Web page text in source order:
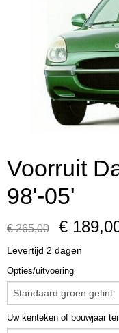
Voorruit
98'-05'
€ 265,00 €
Levertijd 2 dagen
Opties/uitvoering
Uw kenteken of bouwjaar